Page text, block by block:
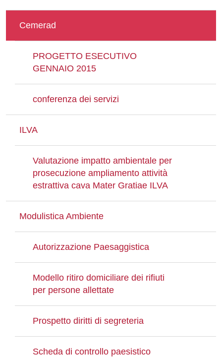
Cemerad
PROGETTO ESECUTIVO
GENNAIO 2015
conferenza dei servizi
ILVA
Valutazione impatto ambientale per
prosecuzione ampliamento attività
estrattiva cava Mater Gratiae ILVA
Modulistica Ambiente
Autorizzazione Paesaggistica
Modello ritiro domiciliare dei rifiuti
per persone allettate
Prospetto diritti di segreteria
Scheda di controllo paesistico